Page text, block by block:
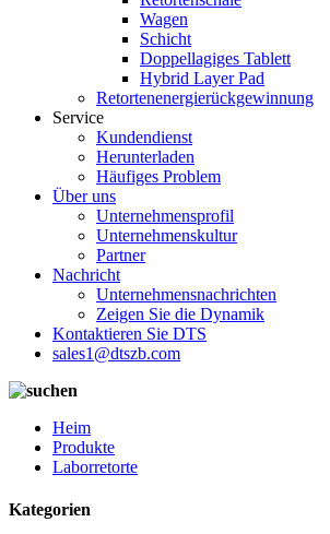
Wagen
Schicht
Doppellagiges Tablett
Hybrid Layer Pad
Retortenenergierückgewinnung
Service
Kundendienst
Herunterladen
Häufiges Problem
Über uns
Unternehmensprofil
Unternehmenskultur
Partner
Nachricht
Unternehmensnachrichten
Zeigen Sie die Dynamik
Kontaktieren Sie DTS
sales1@dtszb.com
Heim
Produkte
Laborretorte
Kategorien